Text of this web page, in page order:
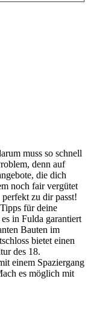
muss so schnell
denn auf
die dich
noch fair vergütet
zu dir passt!
für deine
in Fulda garantiert
Bauten im
bietet einen
des 18.
einem Spaziergang
es möglich mit